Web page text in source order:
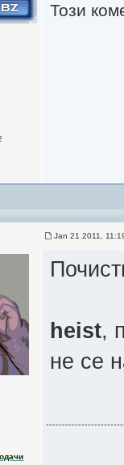
Този
Jan 21 2011,
heist,
не се